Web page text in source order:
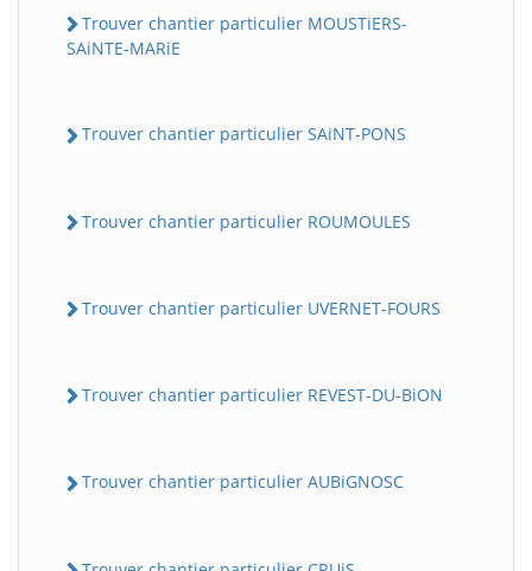
Trouver chantier particulier MOUSTiERS-
SAiNTE-MARiE
Trouver chantier particulier SAiNT-PONS
Trouver chantier particulier ROUMOULES
Trouver chantier particulier UVERNET-FOURS
Trouver chantier particulier REVEST-DU-BiON
Trouver chantier particulier AUBiGNOSC